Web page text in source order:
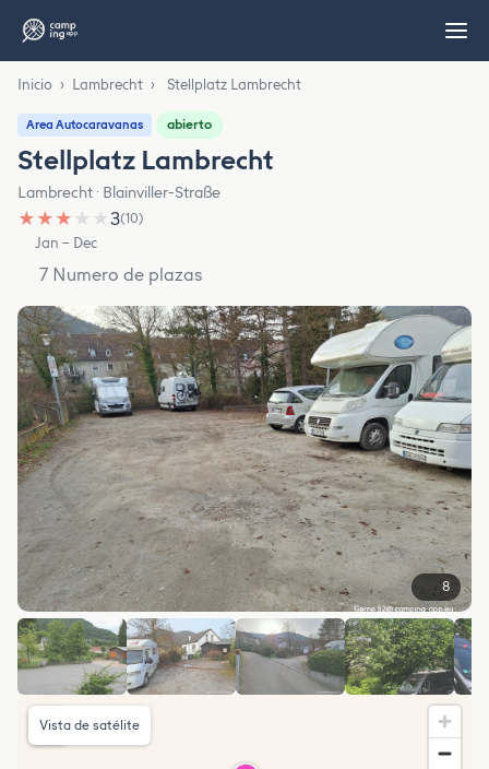
Inicio › Lambrecht › Stellplatz Lambrecht
Area Autocaravanas abierto
Stellplatz Lambrecht
Lambrecht · Blainviller-Straße
★ ★ ★ ★ ★3(10)
Jan – Dec
7 Numero de plazas
8
Vista de satélite